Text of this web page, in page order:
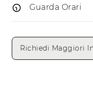
Guarda Orari
Lunedì
Richiedi Maggiori